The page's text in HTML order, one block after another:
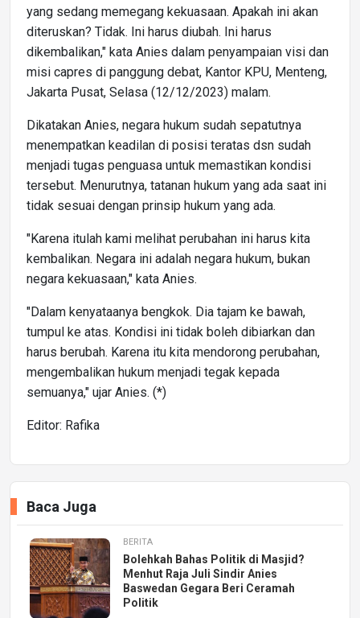
yang sedang memegang kekuasaan. Apakah ini akan
diteruskan? Tidak. Ini harus diubah. Ini harus
dikembalikan," kata Anies dalam penyampaian visi dan
misi capres di panggung debat, Kantor KPU, Menteng,
Jakarta Pusat, Selasa (12/12/2023) malam.
Dikatakan Anies, negara hukum sudah sepatutnya
menempatkan keadilan di posisi teratas dsn sudah
menjadi tugas penguasa untuk memastikan kondisi
tersebut. Menurutnya, tatanan hukum yang ada saat ini
tidak sesuai dengan prinsip hukum yang ada.
"Karena itulah kami melihat perubahan ini harus kita
kembalikan. Negara ini adalah negara hukum, bukan
negara kekuasaan," kata Anies.
"Dalam kenyataanya bengkok. Dia tajam ke bawah,
tumpul ke atas. Kondisi ini tidak boleh dibiarkan dan
harus berubah. Karena itu kita mendorong perubahan,
mengembalikan hukum menjadi tegak kepada
semuanya," ujar Anies. (*)
Editor: Rafika
Baca Juga
BERITA
Bolehkah Bahas Politik di Masjid?
Menhut Raja Juli Sindir Anies
Baswedan Gegara Beri Ceramah
Politik